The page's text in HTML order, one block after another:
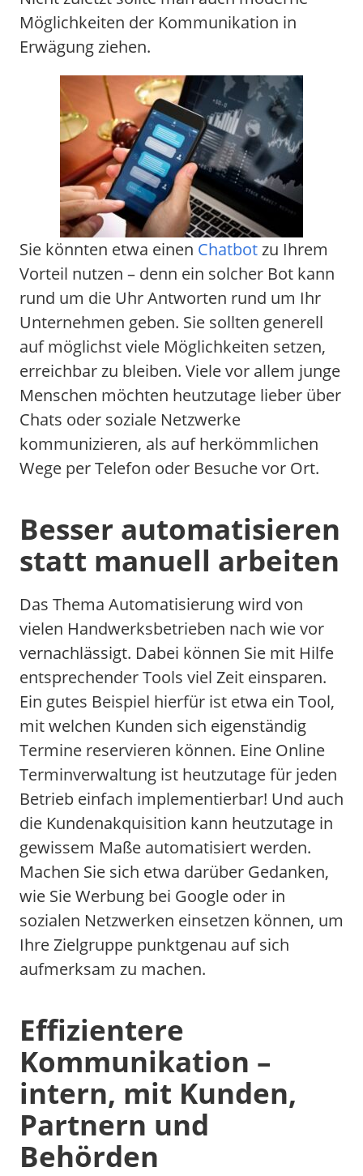
Möglichkeiten der Kommunikation in
Erwägung ziehen.
Sie könnten etwa einen Chatbotzu Ihrem
Vorteil nutzen – denn ein solcher Bot kann
rund um die Uhr Antworten rund um Ihr
Unternehmen geben. Sie sollten generell
auf möglichst viele Möglichkeiten setzen,
erreichbar zu bleiben. Viele vor allem junge
Menschen möchten heutzutage lieber über
Chats oder soziale Netzwerke
kommunizieren, als auf herkömmlichen
Wege per Telefon oder Besuche vor Ort.
Besser automatisieren
statt manuell arbeiten
Das Thema Automatisierung wird von
vielen Handwerksbetrieben nach wie vor
vernachlässigt. Dabei können Sie mit Hilfe
entsprechender Tools viel Zeit einsparen.
Ein gutes Beispiel hierfür ist etwa ein Tool,
mit welchen Kunden sich eigenständig
Termine reservieren können. Eine Online
Terminverwaltung ist heutzutage für jeden
Betrieb einfach implementierbar! Und auch
die Kundenakquisition kann heutzutage in
gewissem Maße automatisiert werden.
Machen Sie sich etwa darüber Gedanken,
wie Sie Werbung bei Google oder in
sozialen Netzwerken einsetzen können, um
Ihre Zielgruppe punktgenau auf sich
aufmerksam zu machen.
Effizientere
Kommunikation –
intern, mit Kunden,
Partnern und
Behörden